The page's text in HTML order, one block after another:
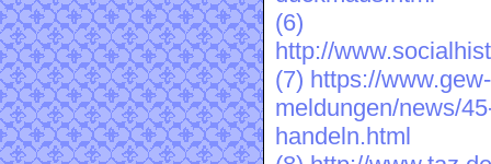
(6)
http://
(7) https://
meldungen/news/
handeln.html